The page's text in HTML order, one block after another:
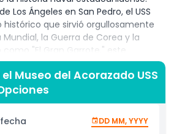
Los Ángeles en San Pedro, el USS
histórico que sirvió orgullosamente
la Guerra de Corea y la
"El Gran Garrote," este
activo durante más de 64
recibió al presidente Franklin D.
bélicas. Tu entrada al
otorga acceso a una de las
inmersivas y educativas en Los
interno de este
Museo del Acorazado USS
DD MM, YYYY